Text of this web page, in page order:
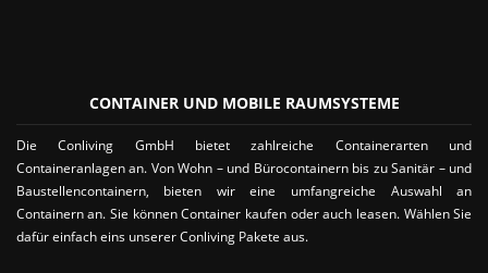
CONTAINER UND MOBILE RAUMSYSTEME
Die Conliving GmbH bietet zahlreiche Containerarten und
Containeranlagen an. Von Wohn – und Bürocontainern bis zu Sanitär – und
Baustellencontainern, bieten wir eine umfangreiche Auswahl an
Containern an. Sie können Container kaufen oder auch leasen. Wählen Sie
dafür einfach eins unserer Conliving Pakete aus.